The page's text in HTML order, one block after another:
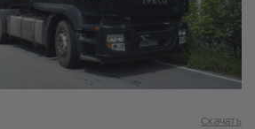
Скачать